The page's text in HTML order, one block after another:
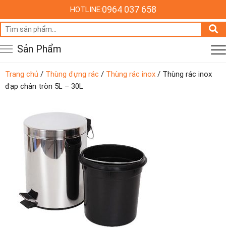
HOTLINE:0964 037 658
Tìm
kiếm:
Sản Phẩm
Trang chủ / Thùng đựng rác / Thùng rác inox / Thùng rác inox
đạp chân tròn 5L – 30L